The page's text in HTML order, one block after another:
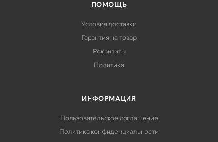
ПОМОЩЬ
Условия доставки
Гарантия на товар
Реквизиты
Политика
ИНФОРМАЦИЯ
Пользовательское соглашение
Политика конфиденциальности